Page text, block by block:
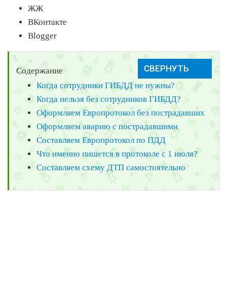
ЖЖ
ВКонтакте
Blogger
Содержание
Когда сотрудники ГИБДД не нужны?
Когда нельзя без сотрудников ГИБДД?
Оформляем Европротокол без пострадавших
Оформляем аварию с пострадавшими
Составляем Европротокол по ПДД
Что именно пишется в протоколе с 1 июля?
Составляем схему ДТП самостоятельно